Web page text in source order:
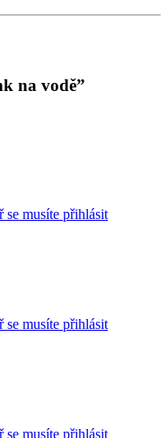
na vodě”
se musíte přihlásit
se musíte přihlásit
se musíte přihlásit